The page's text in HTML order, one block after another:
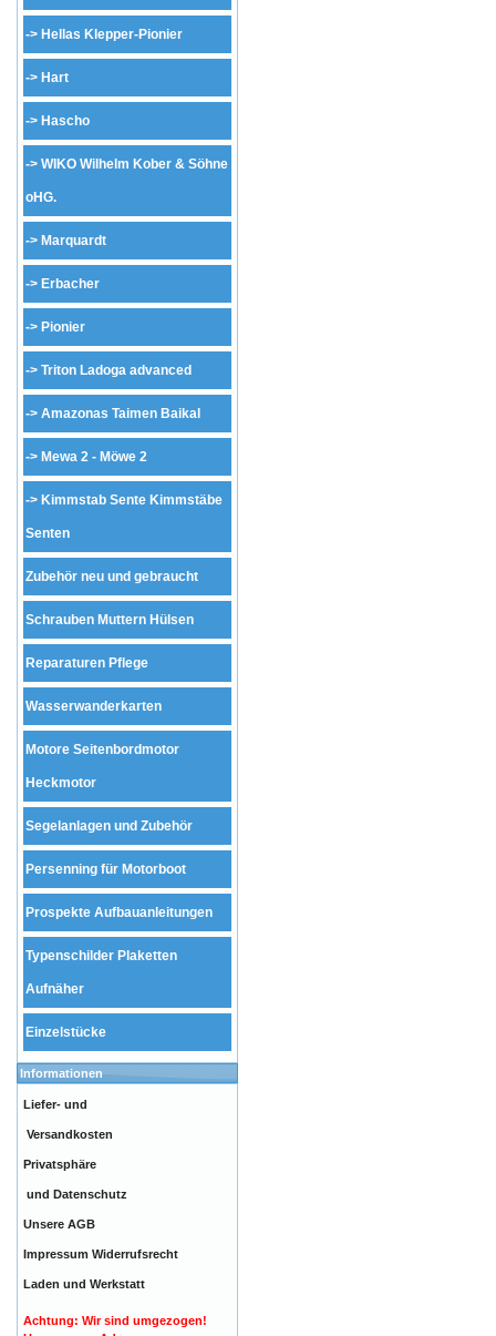
-> Hellas Klepper-Pionier
-> Hart
-> Hascho
-> WIKO Wilhelm Kober & Söhne
oHG.
-> Marquardt
-> Erbacher
-> Pionier
-> Triton Ladoga advanced
-> Amazonas Taimen Baikal
-> Mewa 2 - Möwe 2
-> Kimmstab Sente Kimmstäbe
Senten
Zubehör neu und gebraucht
Schrauben Muttern Hülsen
Reparaturen Pflege
Wasserwanderkarten
Motore Seitenbordmotor
Heckmotor
Segelanlagen und Zubehör
Persenning für Motorboot
Prospekte Aufbauanleitungen
Typenschilder Plaketten
Aufnäher
Einzelstücke
Informationen
Liefer- und
Versandkosten
Privatsphäre
und Datenschutz
Unsere AGB
Impressum Widerrufsrecht
Laden und Werkstatt
Achtung: Wir sind umgezogen!